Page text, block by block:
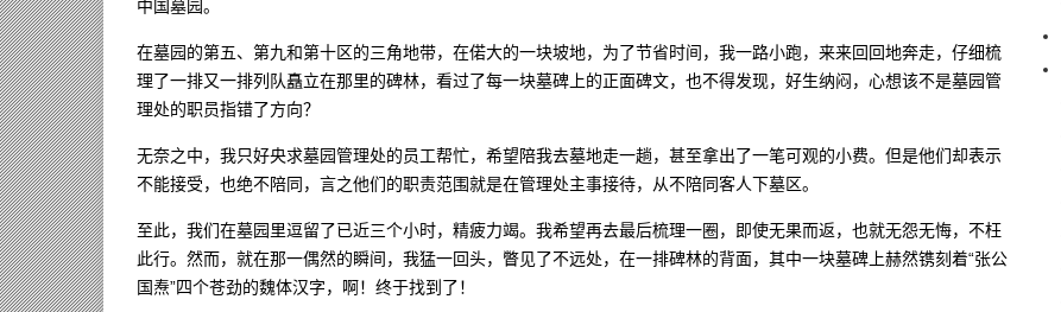
中国墓园。
在墓园的第五、第九和第十区的三角地带，在偌大的一块坡地，为了节省时间，我一路小跑，来来回回地奔走，仔细梳
理了一排又一排列队矗立在那里的碑林，看过了每一块墓碑上的正面碑文，也不得发现，好生纳闷，心想该不是墓园管
理处的职员指错了方向？
无奈之中，我只好央求墓园管理处的员工帮忙，希望陪我去墓地走一趟，甚至拿出了一笔可观的小费。但是他们却表示
不能接受，也绝不陪同，言之他们的职责范围就是在管理处主事接待，从不陪同客人下墓区。
至此，我们在墓园里逗留了已近三个小时，精疲力竭。我希望再去最后梳理一圈，即使无果而返，也就无怨无悔，不枉
此行。然而，就在那一偶然的瞬间，我猛一回头，瞥见了不远处，在一排碑林的背面，其中一块墓碑上赫然镌刻着“张公
国焘”四个苍劲的魏体汉字，啊！终于找到了！